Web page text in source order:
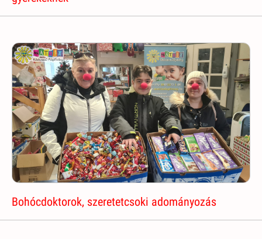
Bohócdoktorok, szeretetcsoki adományozás